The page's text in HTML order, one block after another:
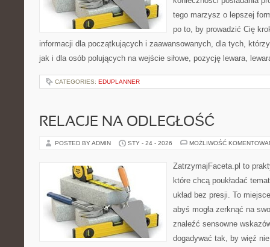
tego marzysz o lepszej
po to, by prowadzić Cię
informacji dla początkujących i zaawansowanych, dla tych,
jak i dla osób polujących na wejście siłowe, pozycję lewara,
CATEGORIES: EDUPLANNER
RELACJE NA ODLEGŁOŚĆ
POSTED BY ADMIN STY - 24 - 2026 MOŻLIWOŚĆ
ZatrzymajFaceta.pl to
które chcą poukładać
układ bez presji. To
abyś mogła zerknąć na
znaleźć sensowne
dogadywać tak, by więź